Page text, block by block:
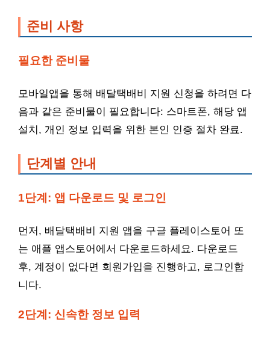
준비 사항
필요한 준비물
모바일앱을 통해 배달택배비 지원 신청을 하려면 다
음과 같은 준비물이 필요합니다: 스마트폰, 해당 앱
설치, 개인 정보 입력을 위한 본인 인증 절차 완료.
단계별 안내
1단계: 앱 다운로드 및 로그인
먼저, 배달택배비 지원 앱을 구글 플레이스토어 또
는 애플 앱스토어에서 다운로드하세요. 다운로드
후, 계정이 없다면 회원가입을 진행하고, 로그인합
니다.
2단계: 신속한 정보 입력